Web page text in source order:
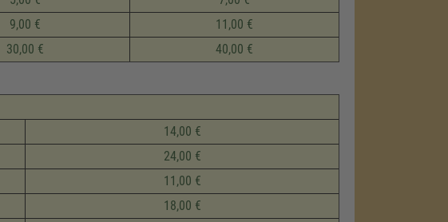
9,00 €
11,00 €
30,00 € 40,00 €
14,00 €
24,00 €
11,00 €
18,00 €